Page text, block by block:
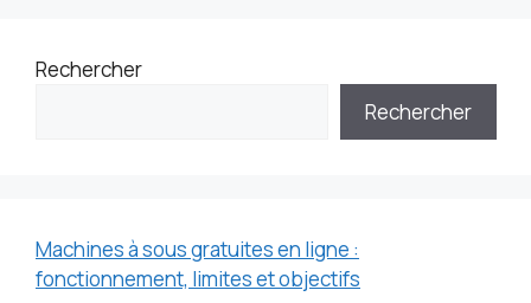
Rechercher
Rechercher
Machines à sous gratuites en ligne :
fonctionnement, limites et objectifs